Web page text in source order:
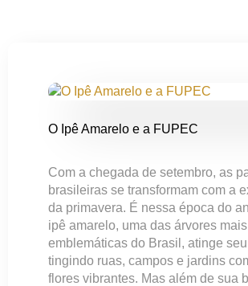
O Ipê Amarelo e a FUPEC
Com a chegada de setembro, as
brasileiras se transformam com a
da primavera. É nessa época do
ipê amarelo, uma das árvores mais
emblemáticas do Brasil, atinge
tingindo ruas, campos e jardins
flores vibrantes. Mas além de sua